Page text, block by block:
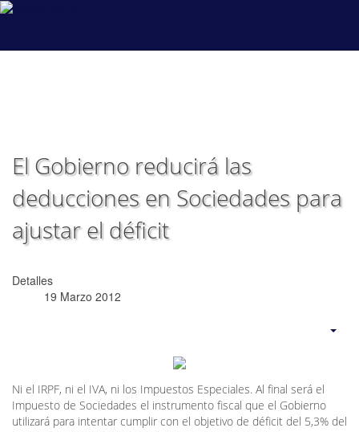
El Gobierno reducirá las
deducciones en Sociedades para
ajustar el déficit
Detalles
19 Marzo 2012
Ni el IRPF, ni el IVA, ni los Impuestos Especiales. Al final será el
Impuesto de Sociedades el instrumento fiscal que el Gobierno
utilizará para intentar cumplir con el objetivo de déficit del 5,3% del